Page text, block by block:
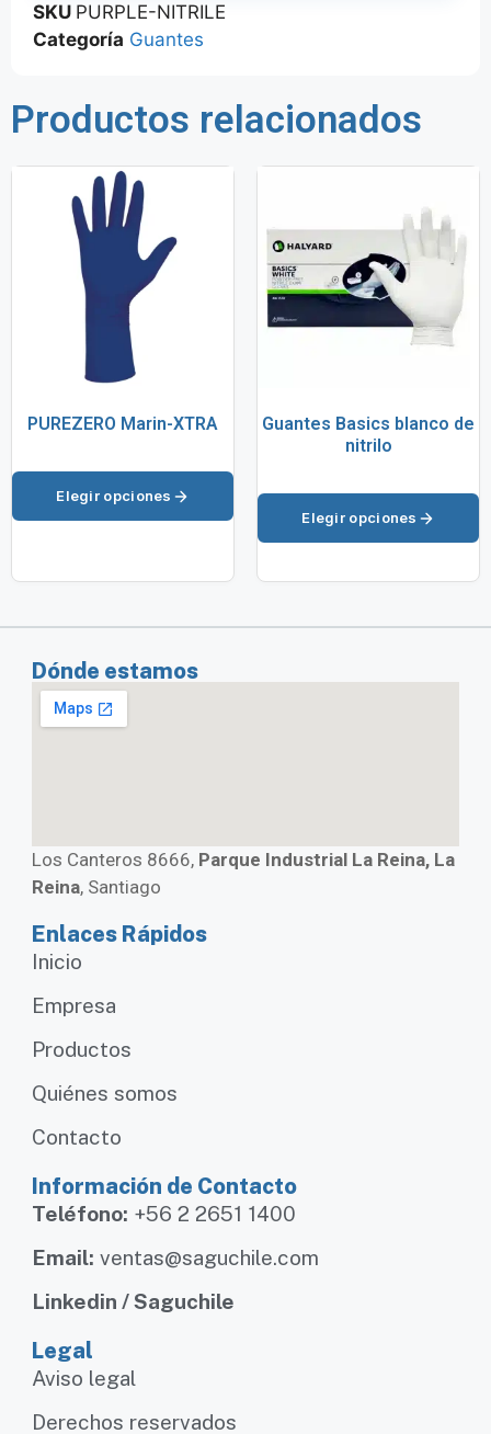
SKU PURPLE-NITRILE
Categoría Guantes
Productos relacionados
PUREZERO Marin-XTRA
Elegir opciones
Guantes Basics blanco de
nitrilo
Elegir opciones
Dónde estamos
Los Canteros 8666, Parque Industrial La Reina, La
Reina, Santiago
Enlaces Rápidos
Inicio
Empresa
Productos
Quiénes somos
Contacto
Información de Contacto
Teléfono: +56 2 2651 1400
Email: ventas@saguchile.com
Linkedin / Saguchile
Legal
Aviso legal
Derechos reservados